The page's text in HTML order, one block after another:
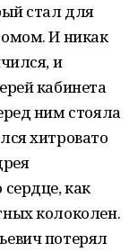
стал для
И никак
и
кабинета
ним стояла
хитровато
сердце, как
колоколен.
потерял